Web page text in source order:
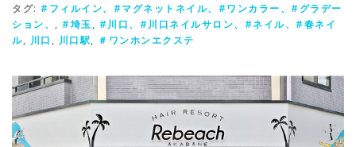
タグ: #フィルイン、#マグネットネイル、#ワンカラー、#グラデー
ション、 , #埼玉, #川口、#川口ネイルサロン、#ネイル、#春ネイ
ル, 川口 , 川口駅, ＃ワンホンエクステ